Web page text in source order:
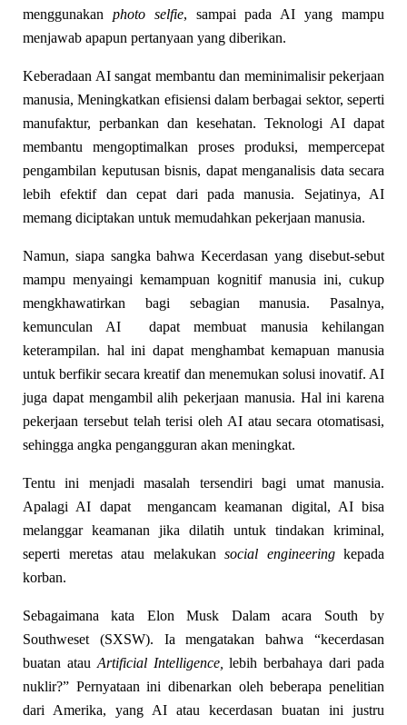
menggunakan photo selfie, sampai pada AI yang mampu
menjawab apapun pertanyaan yang diberikan.
Keberadaan AI sangat membantu dan meminimalisir pekerjaan
manusia, Meningkatkan efisiensi dalam berbagai sektor, seperti
manufaktur, perbankan dan kesehatan. Teknologi AI dapat
membantu mengoptimalkan proses produksi, mempercepat
pengambilan keputusan bisnis, dapat menganalisis data secara
lebih efektif dan cepat dari pada manusia. Sejatinya, AI
memang diciptakan untuk memudahkan pekerjaan manusia.
Namun, siapa sangka bahwa Kecerdasan yang disebut-sebut
mampu menyaingi kemampuan kognitif manusia ini, cukup
mengkhawatirkan bagi sebagian manusia. Pasalnya,
kemunculan AI dapat membuat manusia kehilangan
keterampilan. hal ini dapat menghambat kemapuan manusia
untuk berfikir secara kreatif dan menemukan solusi inovatif. AI
juga dapat mengambil alih pekerjaan manusia. Hal ini karena
pekerjaan tersebut telah terisi oleh AI atau secara otomatisasi,
sehingga angka pengangguran akan meningkat.
Tentu ini menjadi masalah tersendiri bagi umat manusia.
Apalagi AI dapat mengancam keamanan digital, AI bisa
melanggar keamanan jika dilatih untuk tindakan kriminal,
seperti meretas atau melakukan social engineering kepada
korban.
Sebagaimana kata Elon Musk Dalam acara South by
Southweset (SXSW). Ia mengatakan bahwa “kecerdasan
buatan atauArtificial Intelligence, lebih berbahaya dari pada
nuklir?” Pernyataan ini dibenarkan oleh beberapa penelitian
dari Amerika, yang AI atau kecerdasan buatan ini justru